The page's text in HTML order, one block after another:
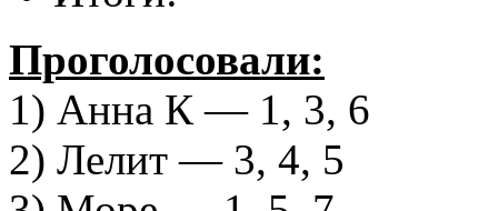
Проголосовали:
1) Анна К — 1, 3, 6
2) Лелит — 3, 4, 5